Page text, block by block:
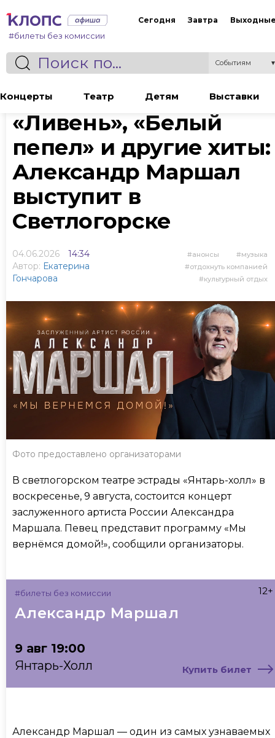
#билеты без комиссии
Сегодня Завтра
Событиям
Концерты Театр Детям Выставки
Статья
«Ливень», «Белый
пепел» и другие хиты:
Александр Маршал
выступит в
Светлогорске
04.06.2026
14:34
Автор: Екатерина
Гончарова
анонсы
музыка
отдохнуть компанией
культурный отдых
Фото предоставлено организаторами
В светлогорском театре эстрады «Янтарь-холл» в
воскресенье, 9 августа, состоится концерт
заслуженного артиста России Александра
Маршала. Певец представит программу «Мы
вернёмся домой!», сообщили организаторы.
12+
#билеты без комиссии
Купить билет
Александр Маршал
9 авг 19:00
Янтарь-Холл
Александр Маршал — один из самых узнаваемых